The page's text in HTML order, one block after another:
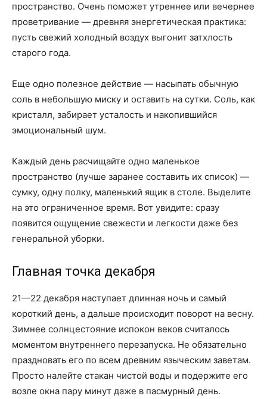
пространство. Очень поможет утреннее или вечернее
проветривание — древняя энергетическая практика:
пусть свежий холодный воздух выгонит затхлость
старого года.
Еще одно полезное действие — насыпать обычную
соль в небольшую миску и оставить на сутки. Соль, как
кристалл, забирает усталость и накопившийся
эмоциональный шум.
Каждый день расчищайте одно маленькое
пространство (лучше заранее составить их список) —
сумку, одну полку, маленький ящик в столе. Выделите
на это ограниченное время. Вот увидите: сразу
появится ощущение свежести и легкости даже без
генеральной уборки.
Главная точка декабря
21—22 декабря наступает длинная ночь и самый
короткий день, а дальше происходит поворот на весну.
Зимнее солнцестояние испокон веков считалось
моментом внутреннего перезапуска. Не обязательно
праздновать его по всем древним языческим заветам.
Просто налейте стакан чистой воды и подержите его
возле окна пару минут даже в пасмурный день.